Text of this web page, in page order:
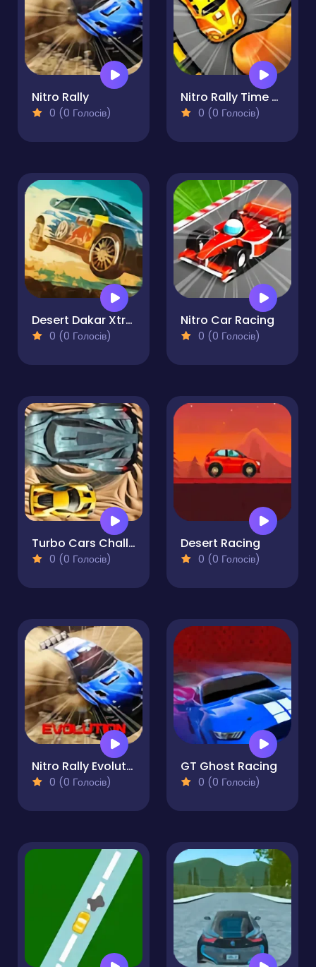
Nitro Rally
0 (0 Голосів)
Nitro Rally Time Attack 2
0 (0 Голосів)
Desert Dakar Xtream
0 (0 Голосів)
Nitro Car Racing
0 (0 Голосів)
Turbo Cars Challenge
0 (0 Голосів)
Desert Racing
0 (0 Голосів)
Nitro Rally Evolution
0 (0 Голосів)
GT Ghost Racing
0 (0 Голосів)